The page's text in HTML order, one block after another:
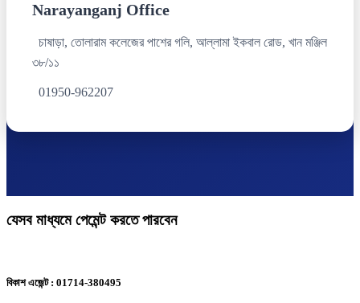
Narayanganj Office
চাষাড়া, তোলারাম কলেজের পাশের গলি, আল্লামা ইকবাল রোড, খান মঞ্জিল
৩৮/১১
01950-962207
যেসব মাধ্যমে পেমেন্ট করতে পারবেন
বিকাশ এজেন্ট : 01714-380495